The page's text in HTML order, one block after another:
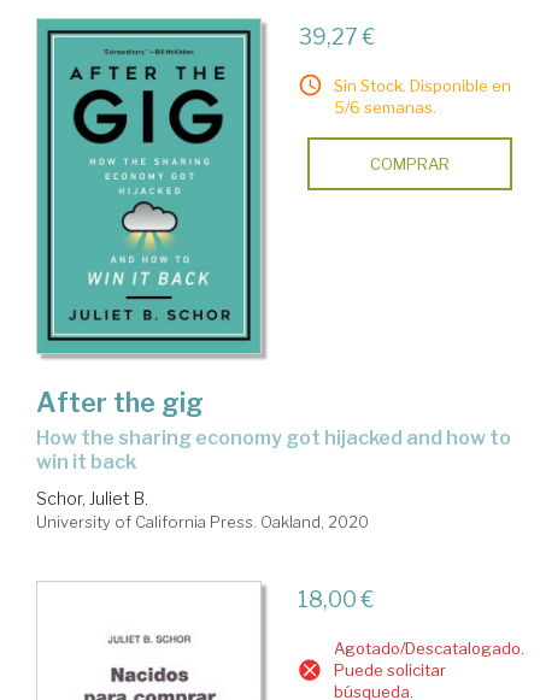
39,27 €
Sin Stock. Disponible en
5/6 semanas.
COMPRAR
After the gig
how the sharing economy got hijacked and how to
win it back
Schor, Juliet B.
University of California Press. Oakland, 2020
18,00 €
Agotado/Descatalogado.
Puede solicitar
búsqueda.